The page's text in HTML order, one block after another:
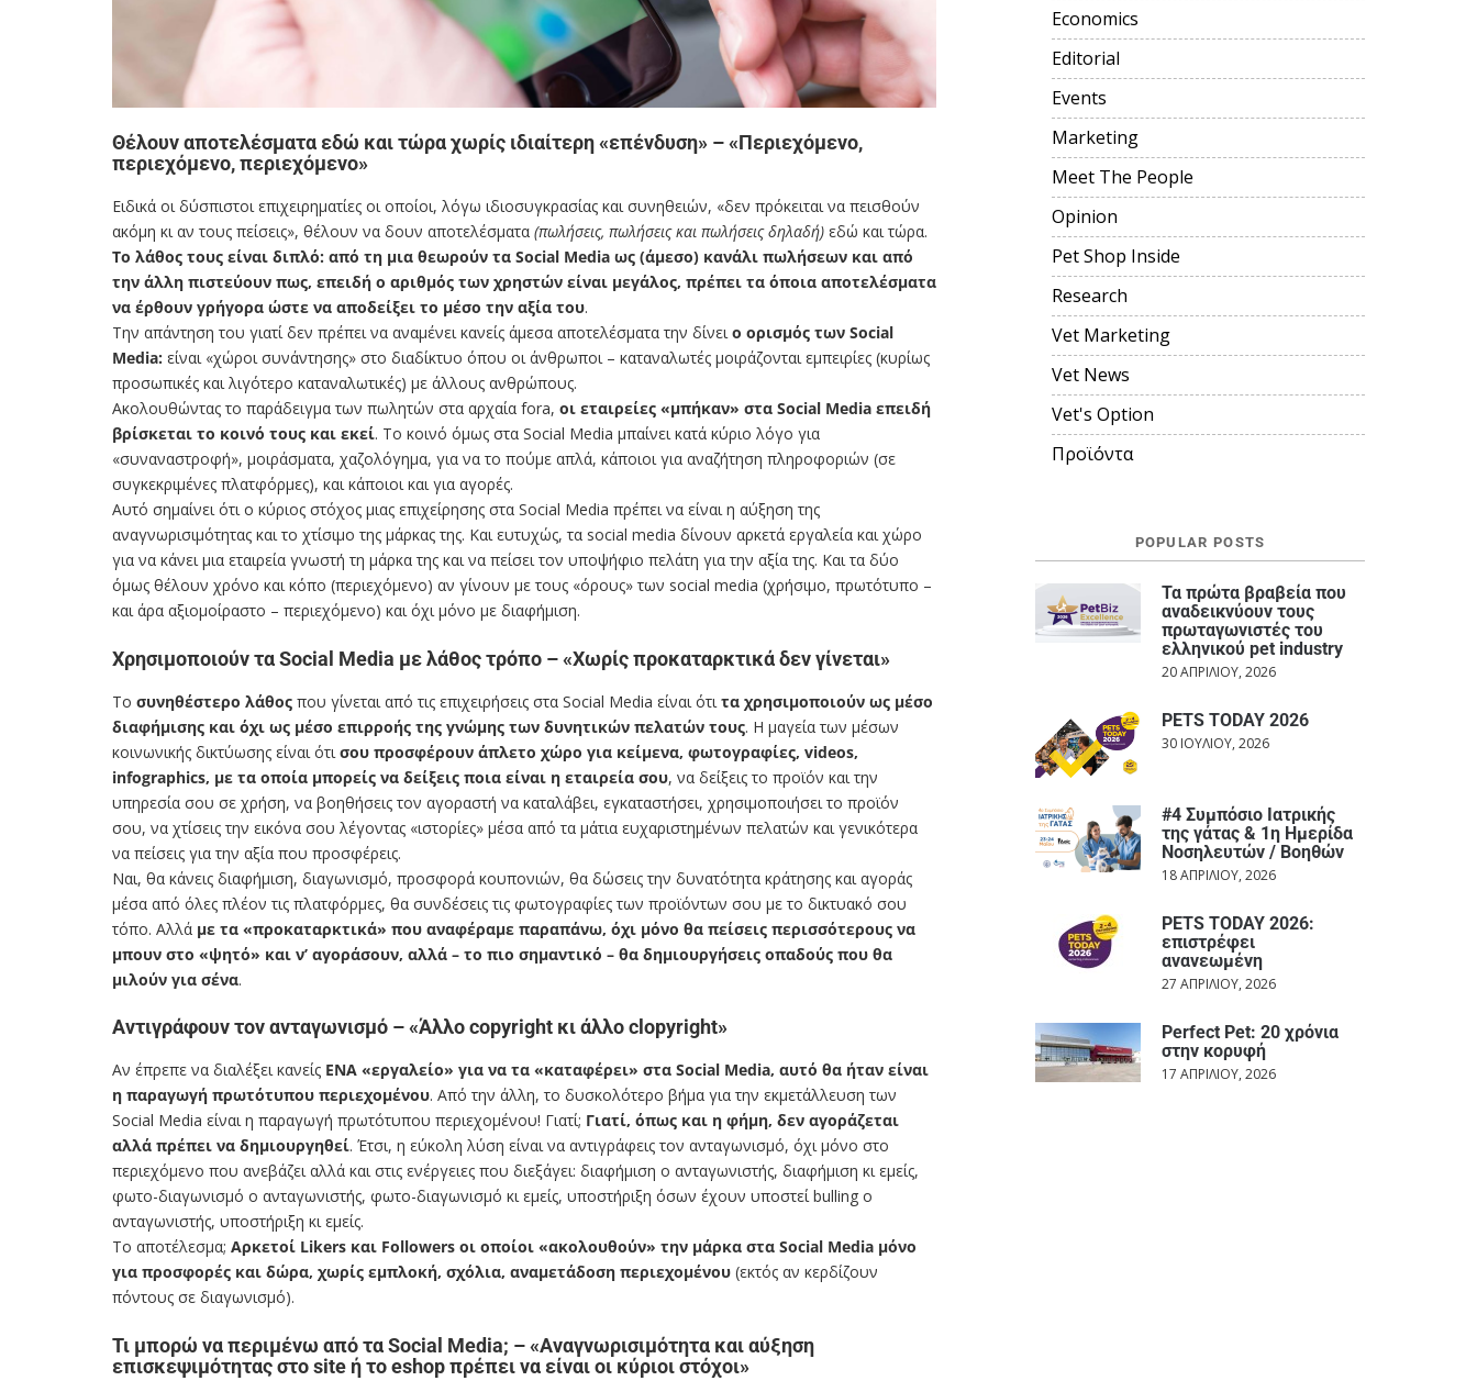
Θέλουν αποτελέσματα εδώ και τώρα χωρίς ιδιαίτερη «επένδυση» – «Περιεχόμενο,
περιεχόμενο, περιεχόμενο»
Ειδικά οι δύσπιστοι επιχειρηματίες οι οποίοι, λόγω ιδιοσυγκρασίας και συνηθειών, «δεν πρόκειται να πεισθούν
ακόμη κι αν τους πείσεις», θέλουν να δουν αποτελέσματα (πωλήσεις, πωλήσεις και πωλήσεις δηλαδή) εδώ και τώρα.
Το λάθος τους είναι διπλό: από τη μια θεωρούν τα Social Media ως (άμεσο) κανάλι πωλήσεων και από
την άλλη πιστεύουν πως, επειδή ο αριθμός των χρηστών είναι μεγάλος, πρέπει τα όποια αποτελέσματα
να έρθουν γρήγορα ώστε να αποδείξει το μέσο την αξία του.
Την απάντηση του γιατί δεν πρέπει να αναμένει κανείς άμεσα αποτελέσματα την δίνειο ορισμός των Social
Media: είναι «χώροι συνάντησης» στο διαδίκτυο όπου οι άνθρωποι – καταναλωτές μοιράζονται εμπειρίες (κυρίως
προσωπικές και λιγότερο καταναλωτικές) με άλλους ανθρώπους.
Ακολουθώντας το παράδειγμα των πωλητών στα αρχαία fora, οι εταιρείες «μπήκαν» στα Social Media επειδή
βρίσκεται το κοινό τους και εκεί. Το κοινό όμως στα Social Media μπαίνει κατά κύριο λόγο για
«συναναστροφή», μοιράσματα, χαζολόγημα, για να το πούμε απλά, κάποιοι για αναζήτηση πληροφοριών (σε
συγκεκριμένες πλατφόρμες), και κάποιοι και για αγορές.
Αυτό σημαίνει ότι ο κύριος στόχος μιας επιχείρησης στα Social Media πρέπει να είναι η αύξηση της
αναγνωρισιμότητας και το χτίσιμο της μάρκας της. Και ευτυχώς, τα social media δίνουν αρκετά εργαλεία και χώρο
για να κάνει μια εταιρεία γνωστή τη μάρκα της και να πείσει τον υποψήφιο πελάτη για την αξία της. Και τα δύο
όμως θέλουν χρόνο και κόπο (περιεχόμενο) αν γίνουν με τους «όρους» των social media (χρήσιμο, πρωτότυπο –
και άρα αξιομοίραστο – περιεχόμενο) και όχι μόνο με διαφήμιση.
Χρησιμοποιούν τα Social Media με λάθος τρόπο – «Χωρίς προκαταρκτικά δεν γίνεται»
Το συνηθέστερο λάθος που γίνεται από τις επιχειρήσεις στα Social Media είναι ότιτα χρησιμοποιούν ως μέσο
διαφήμισης και όχι ως μέσο επιρροής της γνώμης των δυνητικών πελατών τους. Η μαγεία των μέσων
κοινωνικής δικτύωσης είναι ότισου προσφέρουν άπλετο χώρο για κείμενα, φωτογραφίες, videos,
infographics, με τα οποία μπορείς να δείξεις ποια είναι η εταιρεία σου, να δείξεις το προϊόν και την
υπηρεσία σου σε χρήση, να βοηθήσεις τον αγοραστή να καταλάβει, εγκαταστήσει, χρησιμοποιήσει το προϊόν
σου, να χτίσεις την εικόνα σου λέγοντας «ιστορίες» μέσα από τα μάτια ευχαριστημένων πελατών και γενικότερα
να πείσεις για την αξία που προσφέρεις.
Ναι, θα κάνεις διαφήμιση, διαγωνισμό, προσφορά κουπονιών, θα δώσεις την δυνατότητα κράτησης και αγοράς
μέσα από όλες πλέον τις πλατφόρμες, θα συνδέσεις τις φωτογραφίες των προϊόντων σου με το δικτυακό σου
τόπο. Αλλά με τα «προκαταρκτικά» που αναφέραμε παραπάνω, όχι μόνο θα πείσεις περισσότερους να
μπουν στο «ψητό» και ν’ αγοράσουν, αλλά – το πιο σημαντικό – θα δημιουργήσεις οπαδούς που θα
μιλούν για σένα.
Αντιγράφουν τον ανταγωνισμό – «Άλλο copyright κι άλλο clopyright»
Αν έπρεπε να διαλέξει κανείς ΕΝΑ «εργαλείο» για να τα «καταφέρει» στα Social Media, αυτό θα ήταν είναι
η παραγωγή πρωτότυπου περιεχομένου. Από την άλλη, το δυσκολότερο βήμα για την εκμετάλλευση των
Social Media είναι η παραγωγή πρωτότυπου περιεχομένου! Γιατί; Γιατί, όπως και η φήμη, δεν αγοράζεται
αλλά πρέπει να δημιουργηθεί. Έτσι, η εύκολη λύση είναι να αντιγράφεις τον ανταγωνισμό, όχι μόνο στο
περιεχόμενο που ανεβάζει αλλά και στις ενέργειες που διεξάγει: διαφήμιση ο ανταγωνιστής, διαφήμιση κι εμείς,
φωτο-διαγωνισμό ο ανταγωνιστής, φωτο-διαγωνισμό κι εμείς, υποστήριξη όσων έχουν υποστεί bulling o
ανταγωνιστής, υποστήριξη κι εμείς.
Το αποτέλεσμα; Αρκετοί Likers και Followers οι οποίοι «ακολουθούν» την μάρκα στα Social Media μόνο
για προσφορές και δώρα, χωρίς εμπλοκή, σχόλια, αναμετάδοση περιεχομένου (εκτός αν κερδίζουν
πόντους σε διαγωνισμό).
Τι μπορώ να περιμένω από τα Social Media; – «Αναγνωρισιμότητα και αύξηση
επισκεψιμότητας στο site ή το eshop πρέπει να είναι οι κύριοι στόχοι»
Economics
Editorial
Events
Marketing
Meet The People
Opinion
Pet Shop Inside
Research
Vet Marketing
Vet News
Vet's Option
Προϊόντα
POPULAR POSTS
Τα πρώτα βραβεία που
αναδεικνύουν τους
πρωταγωνιστές του
ελληνικού pet industry
20 ΑΠΡΙΛΊΟΥ, 2026
PETS TODAY 2026
30 ΙΟΥΛΊΟΥ, 2026
#4 Συμπόσιο Ιατρικής
της γάτας & 1η Ημερίδα
Νοσηλευτών / Βοηθών
18 ΑΠΡΙΛΊΟΥ, 2026
PETS TODAY 2026:
επιστρέφει
ανανεωμένη
27 ΑΠΡΙΛΊΟΥ, 2026
Perfect Pet: 20 χρόνια
στην κορυφή
17 ΑΠΡΙΛΊΟΥ, 2026